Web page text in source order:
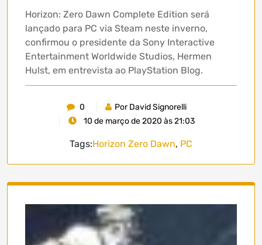
Horizon: Zero Dawn Complete Edition será
lançado para PC via Steam neste inverno,
confirmou o presidente da Sony Interactive
Entertainment Worldwide Studios, Hermen
Hulst, em entrevista ao PlayStation Blog.
0
Por David Signorelli
10 de março de 2020 às 21:03
Tags:Horizon Zero Dawn, PC